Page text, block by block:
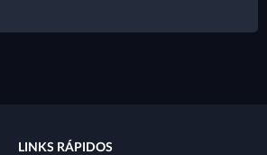
LINKS RÁPIDOS